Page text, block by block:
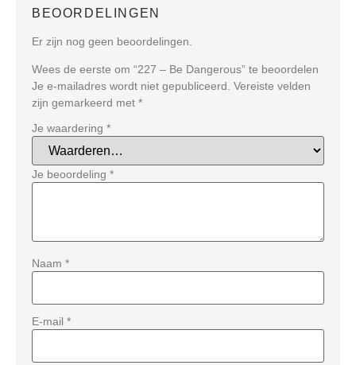
BEOORDELINGEN
Er zijn nog geen beoordelingen.
Wees de eerste om “227 – Be Dangerous” te beoordelen
Je e-mailadres wordt niet gepubliceerd. Vereiste velden
zijn gemarkeerd met *
Je waardering *
Je beoordeling *
Naam *
E-mail *